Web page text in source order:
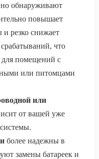
обнаруживают
повышает
и резко снижает
что
для помещений с
или питомцами
или
от вашей уже
более надежны в
замены батареек и